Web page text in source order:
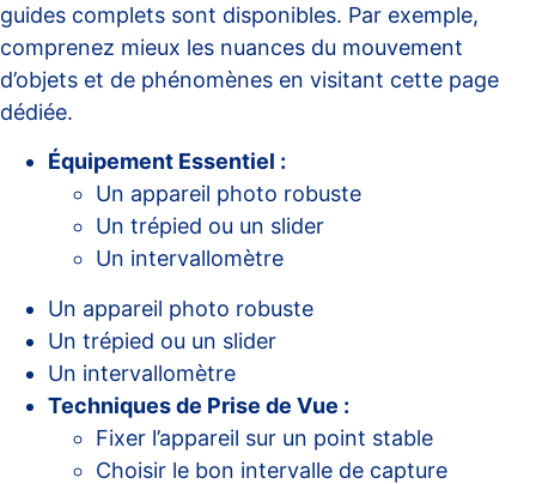
guides complets sont disponibles. Par exemple,
comprenez mieux les nuances du mouvement
d’objets et de phénomènes en visitant cette page
dédiée.
Équipement Essentiel :
Un appareil photo robuste
Un trépied ou un slider
Un intervallomètre
Un appareil photo robuste
Un trépied ou un slider
Un intervallomètre
Techniques de Prise de Vue :
Fixer l’appareil sur un point stable
Choisir le bon intervalle de capture